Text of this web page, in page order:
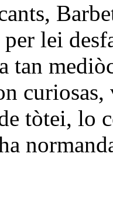
lei
tan
tòtei, lo